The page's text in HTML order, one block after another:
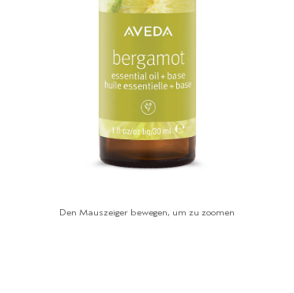
Den Mauszeiger bewegen, um zu zoomen